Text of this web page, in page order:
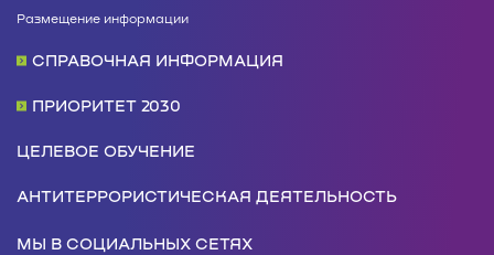
Размещение информации
СПРАВОЧНАЯ ИНФОРМАЦИЯ
ПРИОРИТЕТ 2030
ЦЕЛЕВОЕ ОБУЧЕНИЕ
АНТИТЕРРОРИСТИЧЕСКАЯ ДЕЯТЕЛЬНОСТЬ
МЫ В СОЦИАЛЬНЫХ СЕТЯХ